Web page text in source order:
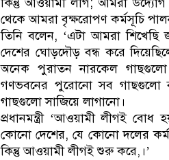
থেকে আমরা বৃক্ষরোপণ কর্মসূচি
তিনি বলেন, ‘এটা আমরা শিখেছি
দেশের ঘোড়দৌড় বন্ধ করে
অনেক পুরাতন নারকেল
গণভবনের পুরোনো সব গাছগুলো
গাছগুলো সাজিয়ে লাগানো।
প্রধানমন্ত্রী ‘আওয়ামী লীগই
কোনো দেশের, যে কোনো দলের
কিন্তু আওয়ামী লীগই শুরু করে,।’